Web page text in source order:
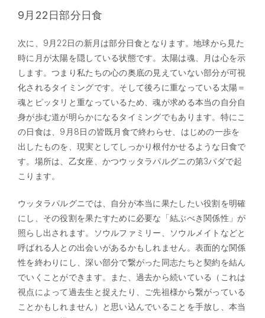
9月22日部分日食
次に、9月22日の新月は部分日食となります。地球から見た
時に月が太陽を隠している状態です。太陽は魂、月は心を示
します。つまり私たちの心の奥底の見えていない部分が可視
化されるタイミングです。そして後ろに重なっている太陽＝
魂とピッタリと重なっているため、魂が求める本当の自分自
身が歩む道が明らかになるタイミングでもあります。特にこ
の日食は、9月8日の皆既月食で終わらせ、はじめの一歩を
出したものを、現実としてしっかり根付かせるような日食で
す。場所は、乙女座、かつウッタラパルグニの第3パダで起
こります。
ウッタラパルグニでは、自分が本当に果たしたい役割を明確
にし、その役割を果たすために必要な「結ぶべき関係性」が
照らし出されます。ソウルファミリー、ソウルメイトなどと
呼ばれる人との出会いがあるかもしれません。表面的な関係
性を終わりにし、深い部分で繋がった同志たちと契約を結ん
でいくことができます。また、過去から続いている（これは
視点によって過去生と捉えたり、ご先祖様から繋がっている
ことかもしれません）と思い込んでいることを手放し、本当